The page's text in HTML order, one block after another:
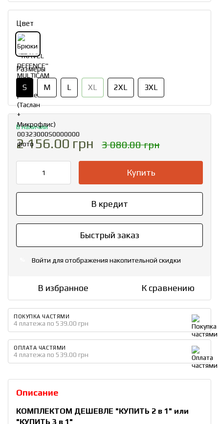
Цвет
Размеры
S M L XL 2XL 3XL
В наличии
2 156.00 грн 3 080.00 грн
Купить
В кредит
Быстрый заказ
Войти для отображения накопительной скидки
В избранное К сравнению
ПОКУПКА ЧАСТЯМИ
4 платежа по 539.00 грн
ОПЛАТА ЧАСТЯМИ
4 платежа по 539.00 грн
Описание
КОМПЛЕКТОМ ДЕШЕВЛЕ "КУПИТЬ 2 в 1" или
"КУПИТЬ 3 в 1"